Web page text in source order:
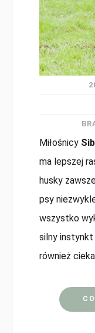
Miłośnicy
ma lepszej
husky
psy
wszystko
silny instynkt
również